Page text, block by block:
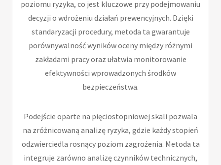
poziomu ryzyka, co jest kluczowe przy podejmowaniu
decyzji o wdrożeniu działań prewencyjnych. Dzięki
standaryzacji procedury, metoda ta gwarantuje
porównywalność wyników oceny między różnymi
zakładami pracy oraz ułatwia monitorowanie
efektywności wprowadzonych środków
bezpieczeństwa.
Podejście oparte na pięciostopniowej skali pozwala
na zróżnicowaną analizę ryzyka, gdzie każdy stopień
odzwierciedla rosnący poziom zagrożenia. Metoda ta
integruje zarówno analizę czynników technicznych,